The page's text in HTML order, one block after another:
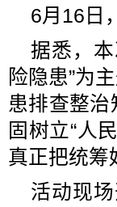
6月16日
据悉，
险隐患”为
患排查整
固树立“人
真正把统筹
活动现